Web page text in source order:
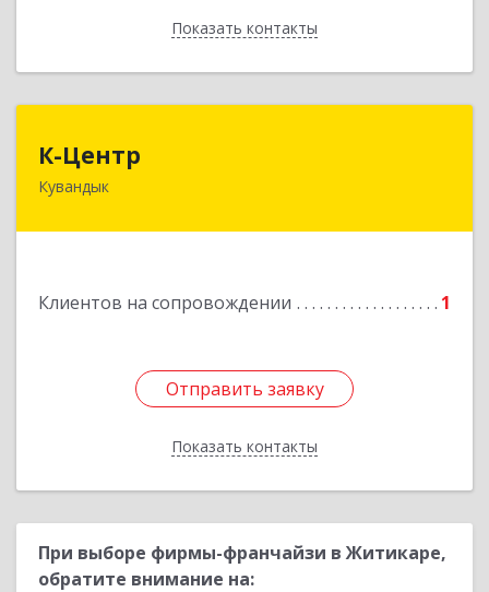
Показать контакты
Назад
К-Центр
Кувандык
Клиентов на сопровождении 1
Отправить заявку
Показать контакты
462243, Оренбургская обл, Кувандыкский р-н,
Отправить заявку
Назад
При выборе фирмы-франчайзи в Житикаре,
обратите внимание на: